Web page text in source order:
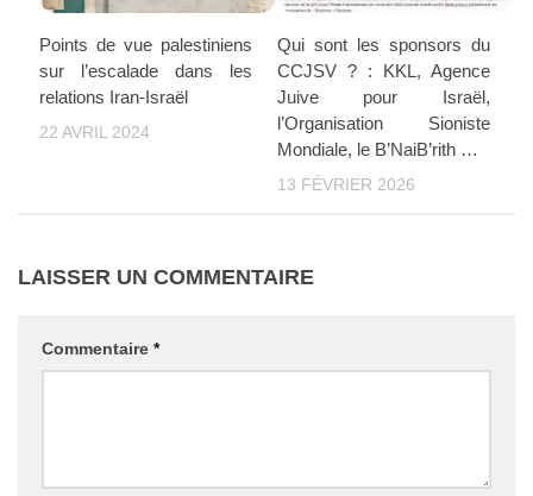
Points de vue palestiniens
sur l’escalade dans les
relations Iran-Israël
22 AVRIL 2024
Qui sont les sponsors du
CCJSV ? : KKL, Agence
Juive pour Israël,
l’Organisation Sioniste
Mondiale, le B’NaiB’rith …
13 FÉVRIER 2026
LAISSER UN COMMENTAIRE
Commentaire *